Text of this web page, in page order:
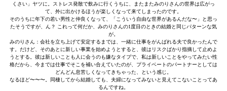
くさい」ヤツに。ストレス発散で飲みに行くうちに、またまたみのりさんの世界は広がっ
て、外に出かけるほうが楽しくなって来てしまったのです。
そのうちに年下の若い男性と仲良くなって、「こういう自由な世界があるんだな〜」と思っ
たそうですが、ん？ これって何だか、みのりさんの1度目のときの結婚と同じパターンな気
が。
みのりさん：会社を立ち上げて安定するまでは、一緒に仕事をがんばれる夫で良かったんで
す。だけど、そのあとに新しい事業を始めようとすると、彼はリスクばかり指摘して止めよ
うとする。彼は新しいことも人に会うのも嫌なタイプで、私は新しいことをやってみたい性
格だから、今までは仕事でそこを補い合えていたのが、プライベートのパートナーとしては
どんどん息苦しくなってきちゃった、という感じ。
なるほど〜〜〜。同棲してから結婚しても、夫婦になってみないと見えてこないことってあ
るんですね。